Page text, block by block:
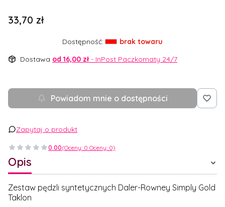
Cena
33,70 zł
Dostępność:
brak towaru
Dostawa od 16,00 zł - InPost Paczkomaty 24/7
Powiadom mnie o dostępności
Zapytaj o produkt
0.00(Oceny: 0 Oceny: 0)
Opis
Zestaw pędzli syntetycznych Daler-Rowney Simply Gold
Taklon